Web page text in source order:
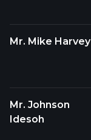
Mr. Mike Harvey
Mr. Johnson
Idesoh